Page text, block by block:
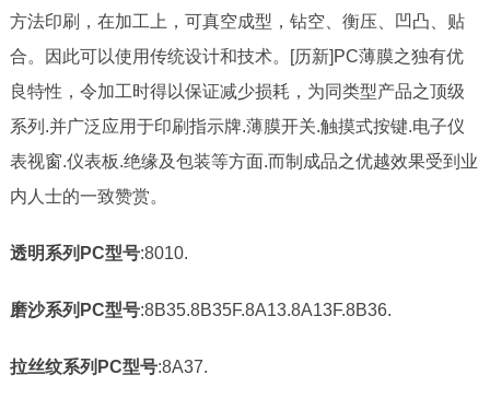
方法印刷，在加工上，可真空成型，钻空、衡压、凹凸、贴
合。因此可以使用传统设计和技术。[历新]PC薄膜之独有优
良特性，令加工时得以保证减少损耗，为同类型产品之顶级
系列.并广泛应用于印刷指示牌.薄膜开关.触摸式按键.电子仪
表视窗.仪表板.绝缘及包装等方面.而制成品之优越效果受到业
内人士的一致赞赏。
透明系列 PC型号:8010.
磨沙系列 PC型号:8B35.8B35F.8A13.8A13F.8B36.
拉丝纹系列 PC型号:8A37.